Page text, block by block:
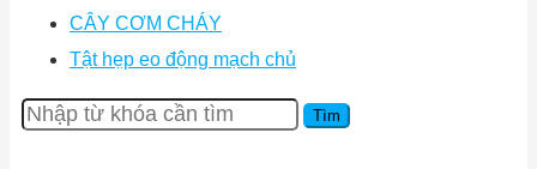
CÂY CƠM CHÁY
Tật hẹp eo động mạch chủ